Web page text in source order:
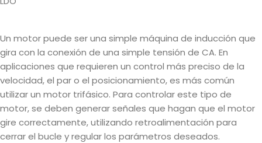
Un motor puede ser una simple máquina de inducción que
gira con la conexión de una simple tensión de CA. En
aplicaciones que requieren un control más preciso de la
velocidad, el par o el posicionamiento, es más común
utilizar un motor trifásico. Para controlar este tipo de
motor, se deben generar señales que hagan que el motor
gire correctamente, utilizando retroalimentación para
cerrar el bucle y regular los parámetros deseados.